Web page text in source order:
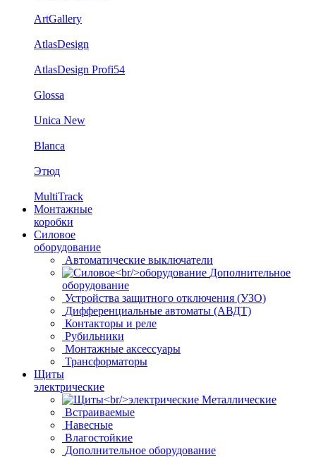
ArtGallery
AtlasDesign
AtlasDesign Profi54
Glossa
Unica New
Blanca
Этюд
MultiTrack
Монтажные
коробки
Силовое
оборудование
Автоматические выключатели
Дополнительное
оборудование
Устройства защитного отключения (УЗО)
Дифференциальные автоматы (АВДТ)
Контакторы и реле
Рубильники
Монтажные аксессуары
Трансформаторы
Щиты
электрические
Металлические
Встраиваемые
Навесные
Влагостойкие
Дополнительное оборудование